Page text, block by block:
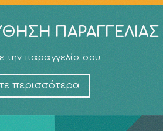
ΠΑΡΑΓΓΕΛΊΑΣ
την παραγγελία σου.
περισσότερα